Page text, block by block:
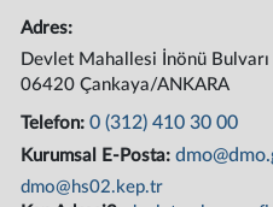
Adres:
Devlet Mahallesi İnönü
06420 Çankaya/ANKARA
Telefon:0 (312) 410 30 00
Kurumsal E-Posta:
dmo@hs02.kep.tr